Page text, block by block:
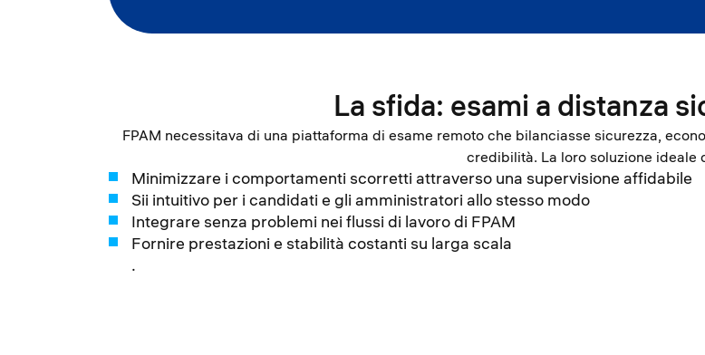
La sfida: esami a distanza
FPAM necessitava di una piattaforma di esame remoto che bilanciasse sicurezza,
credibilità. La loro soluzione ideale
Minimizzare i comportamenti scorretti attraverso una supervisione affidabile
Sii intuitivo per i candidati e gli amministratori allo stesso modo
Integrare senza problemi nei flussi di lavoro di FPAM
Fornire prestazioni e stabilità costanti su larga scala
.